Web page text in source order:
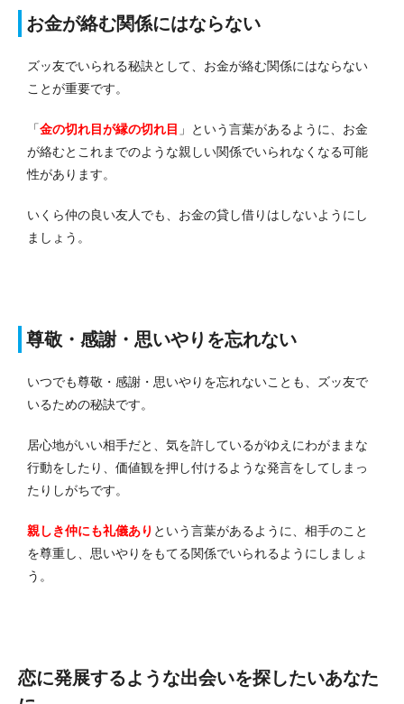
お金が絡む関係にはならない
ズッ友でいられる秘訣として、お金が絡む関係にはならない
ことが重要です。
「金の切れ目が縁の切れ目 」という言葉があるように、お金
が絡むとこれまでのような親しい関係でいられなくなる可能
性があります。
いくら仲の良い友人でも、お金の貸し借りはしないようにし
ましょう 。
尊敬・感謝・思いやりを忘れない
いつでも尊敬・感謝・思いやりを忘れないことも、ズッ友で
いるための秘訣です。
居心地がいい相手だと、気を許しているがゆえにわがままな
行動をしたり、価値観を押し付けるような発言をしてしまっ
たりしがちです。
親しき仲にも礼儀あり という言葉があるように、相手のこと
を尊重し、思いやりをもてる関係でいられるようにしましょ
う 。
恋に発展するような出会いを探したいあなた